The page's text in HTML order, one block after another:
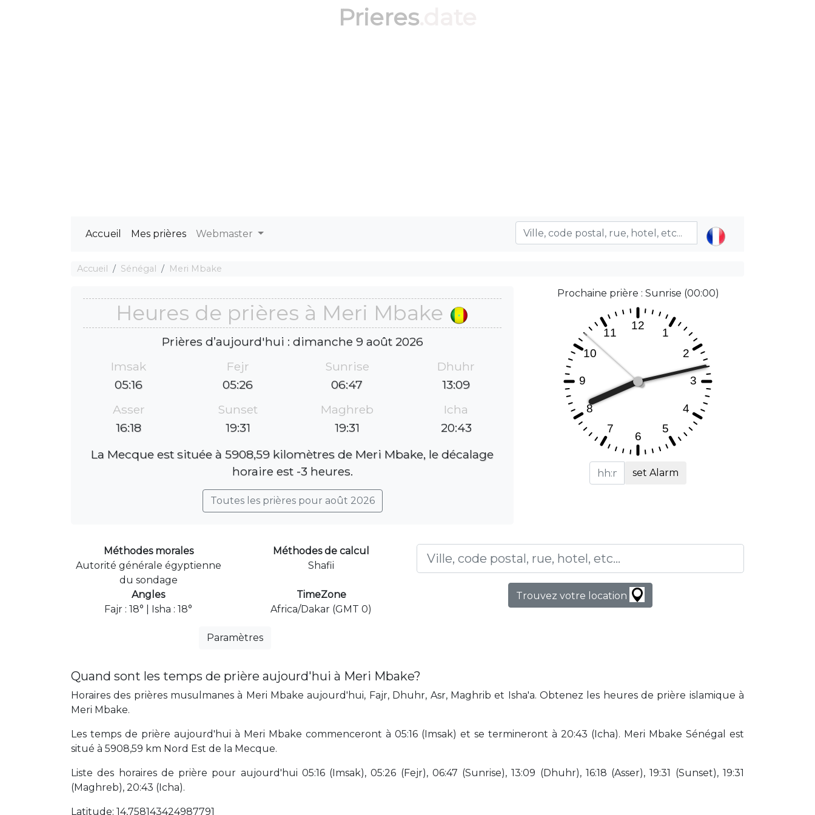
Prieres
Accueil Mes prières Webmaster
Accueil Sénégal Meri Mbake
Heures de prières à Meri Mbake
Prières d’aujourd'hui : dimanche 9 août 2026
Imsak
05:16
Fejr
05:26
Sunrise
06:47
Dhuhr
13:09
Asser
16:18
Sunset
19:31
Maghreb
19:31
Icha
20:43
La Mecque est située à 5908,59 kilomètres de Meri Mbake, le décalage
horaire est -3 heures.
Toutes les prières pour août 2026
Prochaine prière : Sunrise (00:00)
set Alarm
Méthodes morales
Autorité générale égyptienne
du sondage
Méthodes de calcul
Shafii
Angles
Fajr : 18° | Isha : 18°
TimeZone
Africa/Dakar (GMT 0)
Paramètres
Trouvez votre location
Quand sont les temps de prière aujourd'hui à Meri Mbake?
Horaires des prières musulmanes à Meri Mbake aujourd'hui, Fajr, Dhuhr, Asr, Maghrib et Isha'a. Obtenez les heures de prière islamique à
Meri Mbake.
Les temps de prière aujourd'hui à Meri Mbake commenceront à 05:16 (Imsak) et se termineront à 20:43 (Icha). Meri Mbake Sénégal est
situé à 5908,59 km Nord Est de la Mecque.
Liste des horaires de prière pour aujourd'hui 05:16 (Imsak), 05:26 (Fejr), 06:47 (Sunrise), 13:09 (Dhuhr), 16:18 (Asser), 19:31 (Sunset), 19:31
(Maghreb), 20:43 (Icha).
Latitude: 14,758143424987791